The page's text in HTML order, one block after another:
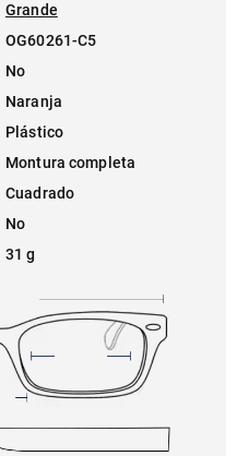
Grande
OG60261-C5
No
Naranja
Plástico
Montura completa
Cuadrado
No
31 g